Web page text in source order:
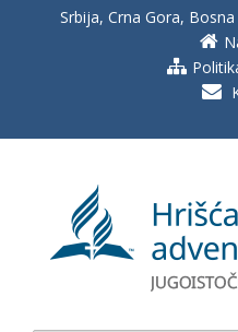
Srbija, Crna Gora,